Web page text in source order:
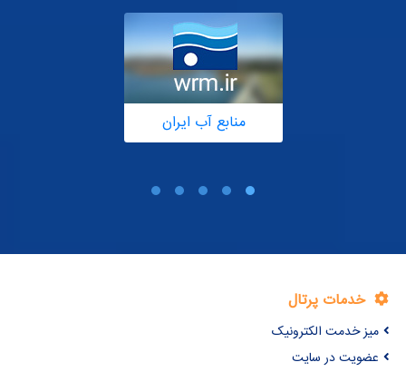
منابع آب ایران
خدمات پرتال
میز خدمت الکترونیک
عضویت در سایت